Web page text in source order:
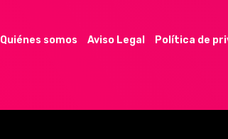
Quiénes somos Aviso Legal Política de